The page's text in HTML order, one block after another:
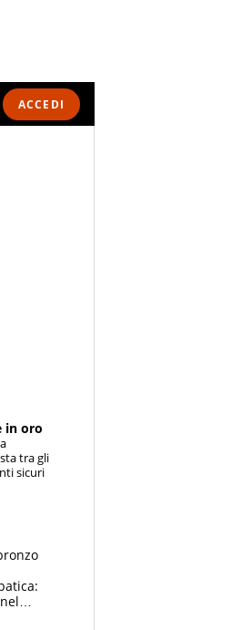
ACCEDI
in oro
tra gli
sicuri